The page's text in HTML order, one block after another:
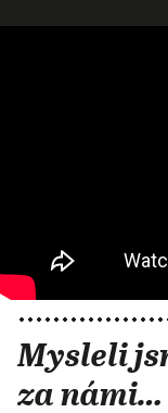
Mysleli
za námi…